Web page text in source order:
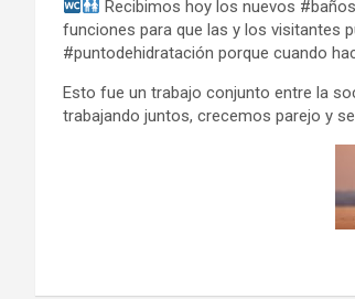
Recibimos hoy los nuevos
funciones para que las y los visitantes
#puntodehidratación porque cuando
Esto fue un trabajo conjunto entre la
trabajando juntos, crecemos parejo y